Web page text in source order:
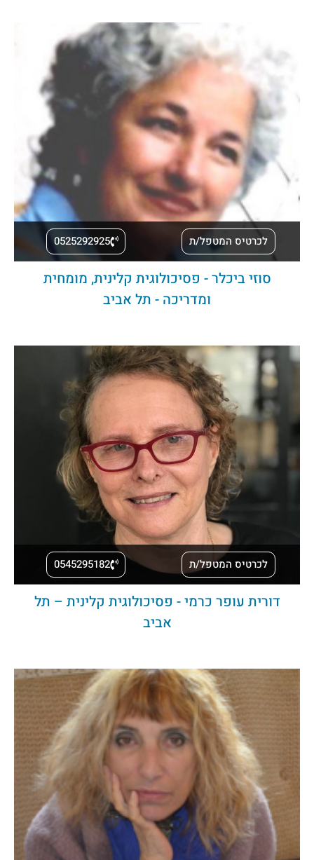
לכרטיס המטפל/ת 0525292925
סוזי ביכלר - פסיכולוגית קלינית, מומחית
ומדריכה - תל אביב
לכרטיס המטפל/ת 0545295182
דורית עופר כרמי - פסיכולוגית קלינית – תל
אביב